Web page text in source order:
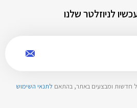
לניוזלטר שלנו
על חדשות ומבצעים באתר, בהתאם לתנאי השימוש